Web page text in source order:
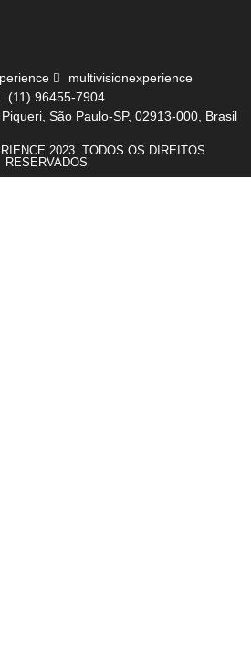
multivisionexperience
(11) 96455-7904
São Paulo-SP, 02913-000, Brasil
2023. TODOS OS DIREITOS
RESERVADOS